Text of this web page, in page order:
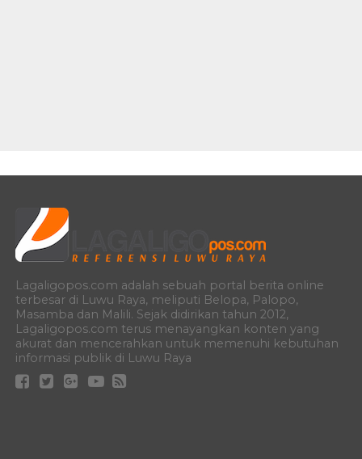
Lagaligopos.com adalah sebuah portal berita online
terbesar di Luwu Raya, meliputi Belopa, Palopo,
Masamba dan Malili. Sejak didirikan tahun 2012,
Lagaligopos.com terus menayangkan konten yang
akurat dan mencerahkan untuk memenuhi kebutuhan
informasi publik di Luwu Raya